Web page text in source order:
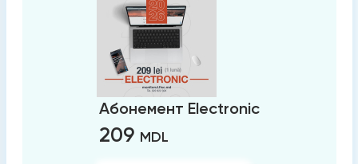
Абонемент Electronic
209 MDL